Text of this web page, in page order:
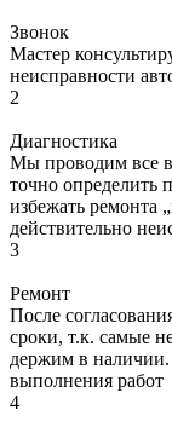
Звонок
Мастер
неисправности
2
Диагностика
Мы проводим все
точно определить
избежать ремонта
действительно
3
Ремонт
После
сроки, т.к. самые
держим в наличии.
выполнения работ
4